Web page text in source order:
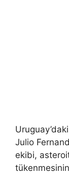
Julio
ekibi,